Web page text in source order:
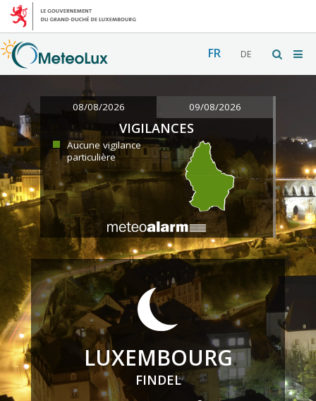
FR DE
08/08/2026 09/08/2026
VIGILANCES
Aucune vigilance
particulière
LUXEMBOURG
FINDEL